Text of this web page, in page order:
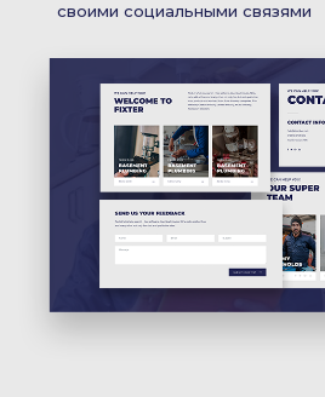
своими социальными связями